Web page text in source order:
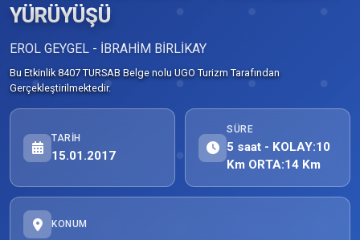
YÜRÜYÜŞÜ
EROL GEYGEL - İBRAHİM BİRLİKAY
Bu Etkinlik 8407 TURSAB Belge nolu UGO Turizm Tarafından
Gerçekleştirilmektedir.
TARIH
15.01.2017
SÜRE
5 saat - KOLAY:10
Km ORTA:14 Km
KONUM